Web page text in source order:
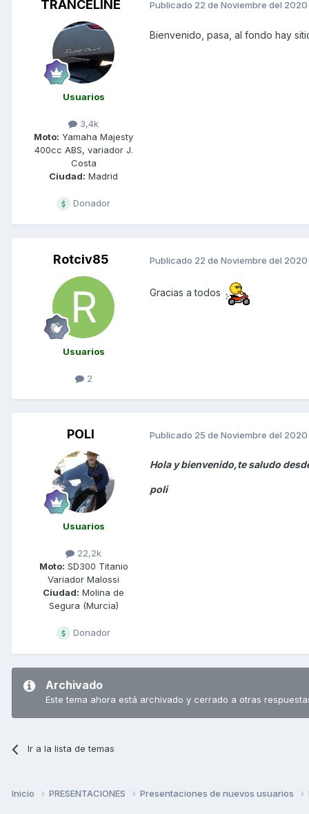
TRANCELINE
Usuarios
3,4k
Moto: Yamaha Majesty
400cc ABS, variador J.
Costa
Ciudad: Madrid
Donador
Publicado 22 de Noviembre del 2020
Bienvenido, pasa, al fondo hay
Rotciv85
Usuarios
2
Publicado 22 de Noviembre del 2020
Gracias a todos
POLI
Usuarios
22,2k
Moto: SD300 Titanio
Variador Malossi
Ciudad: Molina de
Segura (Murcia)
Donador
Publicado 25 de Noviembre del 2020
Hola y bienvenido,te saludo
poli
Archivado
Este tema ahora está archivado y cerrado a otras
Ir a la lista de temas
Inicio PRESENTACIONES Presentaciones de nuevos usuarios